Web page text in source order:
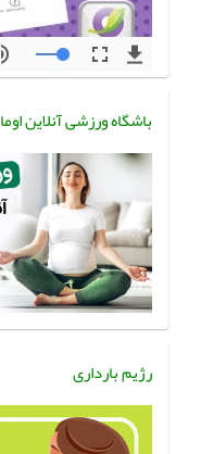
باشگاه ورزشی آنلاین اوما
رژیم بارداری